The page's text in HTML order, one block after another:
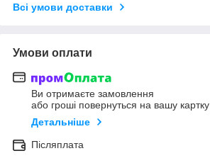
Всі умови доставки
Умови оплати
Ви отримаєте замовлення
або гроші повернуться на вашу картку
Детальніше
Післяплата